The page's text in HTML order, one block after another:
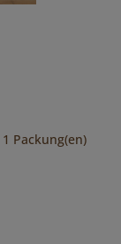
1 Packung(en)